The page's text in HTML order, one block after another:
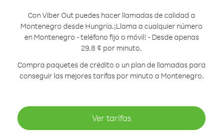
Con Viber Out puedes hacer llamadas de calidad a
Montenegro desde Hungría.¡Llama a cualquier número
en Montenegro - teléfono fijo o móvil! - Desde apenas
29.8 ¢ por minuto.
Compra paquetes de crédito o un plan de llamadas para
conseguir las mejores tarifas por minuto a Montenegro.
Ver tarifas